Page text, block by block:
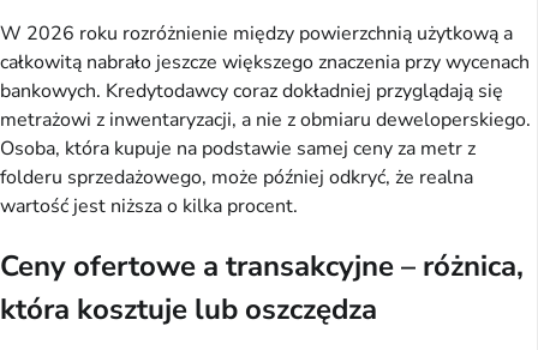
W 2026 roku rozróżnienie między powierzchnią użytkową a
całkowitą nabrało jeszcze większego znaczenia przy wycenach
bankowych. Kredytodawcy coraz dokładniej przyglądają się
metrażowi z inwentaryzacji, a nie z obmiaru deweloperskiego.
Osoba, która kupuje na podstawie samej ceny za metr z
folderu sprzedażowego, może później odkryć, że realna
wartość jest niższa o kilka procent.
Ceny ofertowe a transakcyjne – różnica,
która kosztuje lub oszczędza